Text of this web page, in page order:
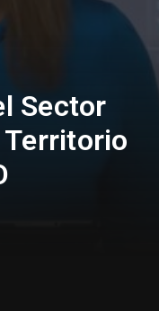
Sector
Territorio